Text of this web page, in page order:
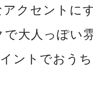
クセントに
大人っぽい
ントでおう